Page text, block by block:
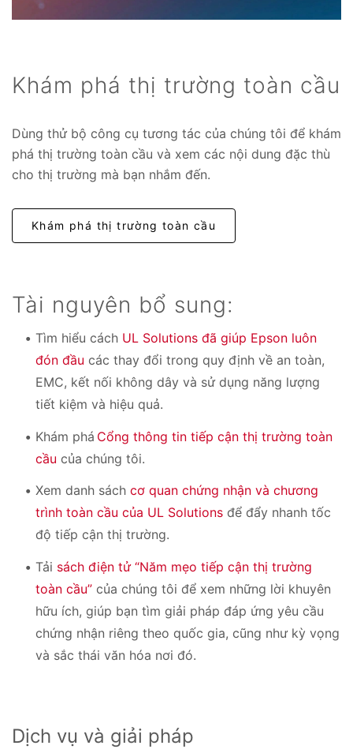
Khám phá thị trường toàn cầu
Dùng thử bộ công cụ tương tác của chúng tôi để khám
phá thị trường toàn cầu và xem các nội dung đặc thù
cho thị trường mà bạn nhắm đến.
Khám phá thị trường toàn cầu
Tài nguyên bổ sung:
Tìm hiểu cách UL Solutions đã giúp Epson luôn
đón đầu các thay đổi trong quy định về an toàn,
EMC, kết nối không dây và sử dụng năng lượng
tiết kiệm và hiệu quả.
Khám phá Cổng thông tin tiếp cận thị trường toàn
cầu của chúng tôi.
Xem danh sách cơ quan chứng nhận và chương
trình toàn cầu của UL Solutions để đẩy nhanh tốc
độ tiếp cận thị trường.
Tải sách điện tử “Năm mẹo tiếp cận thị trường
toàn cầu” của chúng tôi để xem những lời khuyên
hữu ích, giúp bạn tìm giải pháp đáp ứng yêu cầu
chứng nhận riêng theo quốc gia, cũng như kỳ vọng
và sắc thái văn hóa nơi đó.
Dịch vụ và giải pháp